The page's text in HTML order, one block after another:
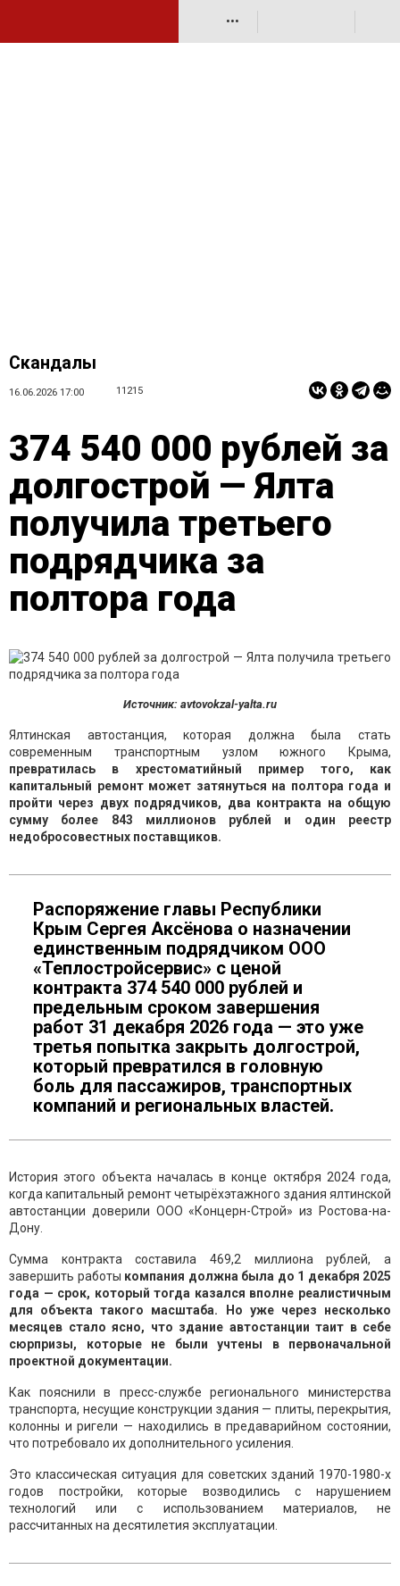
•••
Скандалы
16.06.2026 17:00 11215
374 540 000 рублей за
долгострой — Ялта
получила третьего
подрядчика за
полтора года
Источник: avtovokzal-yalta.ru
Ялтинская автостанция, которая должна была стать
современным транспортным узлом южного Крыма,
превратилась в хрестоматийный пример того, как
капитальный ремонт может затянуться на полтора года и
пройти через двух подрядчиков, два контракта на общую
сумму более 843 миллионов рублей и один реестр
недобросовестных поставщиков.
Распоряжение главы Республики
Крым Сергея Аксёнова о назначении
единственным подрядчиком ООО
«Теплостройсервис» с ценой
контракта 374 540 000 рублей и
предельным сроком завершения
работ 31 декабря 2026 года — это уже
третья попытка закрыть долгострой,
который превратился в головную
боль для пассажиров, транспортных
компаний и региональных властей.
История этого объекта началась в конце октября 2024 года,
когда капитальный ремонт четырёхэтажного здания ялтинской
автостанции доверили ООО «Концерн-Строй» из Ростова-на-
Дону.
Сумма контракта составила 469,2 миллиона рублей, а
завершить работы компания должна была до 1 декабря 2025
года — срок, который тогда казался вполне реалистичным
для объекта такого масштаба. Но уже через несколько
месяцев стало ясно, что здание автостанции таит в себе
сюрпризы, которые не были учтены в первоначальной
проектной документации.
Как пояснили в пресс-службе регионального министерства
транспорта, несущие конструкции здания — плиты, перекрытия,
колонны и ригели — находились в предаварийном состоянии,
что потребовало их дополнительного усиления.
Это классическая ситуация для советских зданий 1970-1980-х
годов постройки, которые возводились с нарушением
технологий или с использованием материалов, не
рассчитанных на десятилетия эксплуатации.